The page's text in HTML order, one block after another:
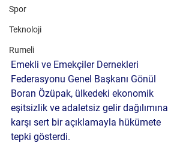
Spor
Teknoloji
Rumeli
Emekli ve Emekçiler Dernekleri
Federasyonu Genel Başkanı Gönül
Boran Özüpak, ülkedeki ekonomik
eşitsizlik ve adaletsiz gelir dağılımına
karşı sert bir açıklamayla hükümete
tepki gösterdi.